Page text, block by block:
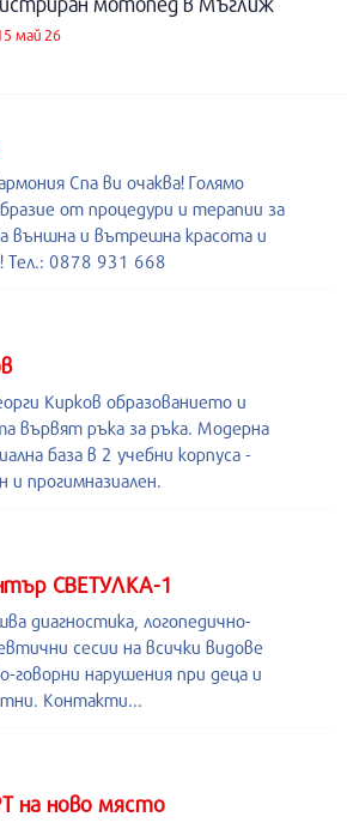
май 26
Спа ви очаква! Голямо
от процедури и терапии за
външна и вътрешна красота и
Тел.: 0878 931 668
Кирков образованието и
вървят ръка за ръка. Модерна
база в 2 учебни корпуса -
и прогимназиален.
СВЕТУЛКА-1
диагностика, логопедично-
сесии на всички видове
говорни нарушения при деца и
Контакти...
ново място